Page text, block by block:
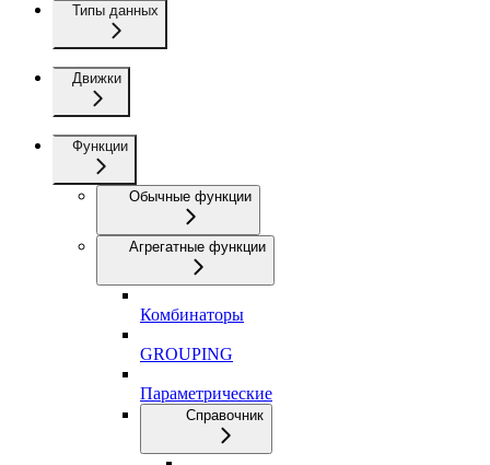
Типы данных
Движки
Функции
Обычные функции
Агрегатные функции
Комбинаторы
GROUPING
Параметрические
Справочник